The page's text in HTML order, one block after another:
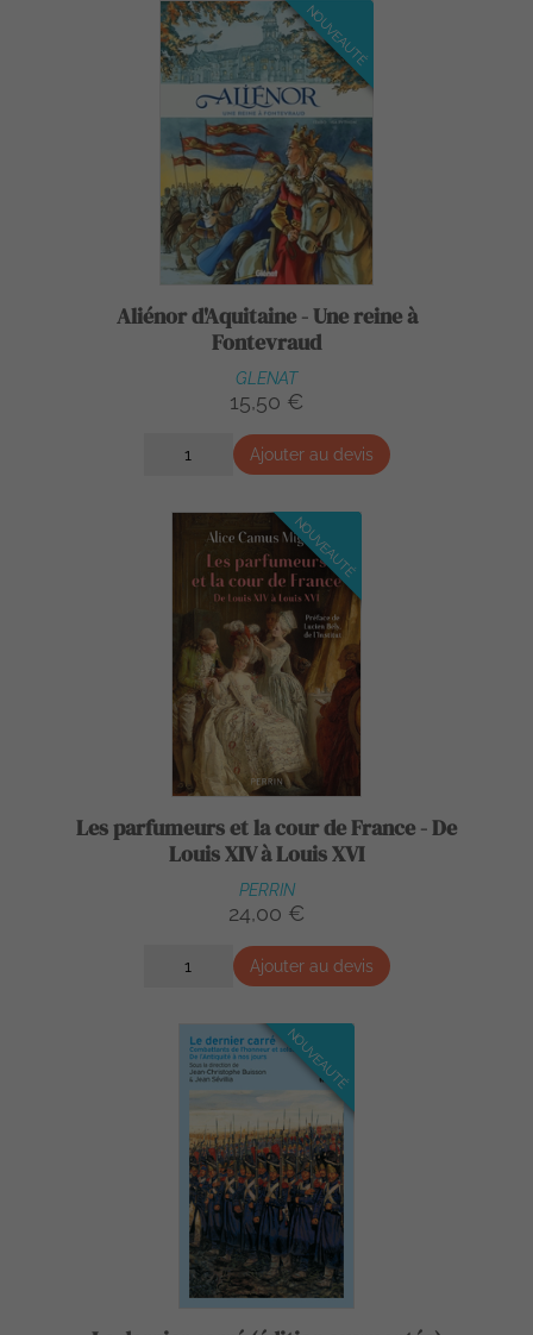
NOUVEAUTÉ
Aliénor d'Aquitaine - Une reine à
Fontevraud
GLENAT
15,50 €
Ajouter au devis
NOUVEAUTÉ
Les parfumeurs et la cour de France - De
Louis XIV à Louis XVI
PERRIN
24,00 €
Ajouter au devis
NOUVEAUTÉ